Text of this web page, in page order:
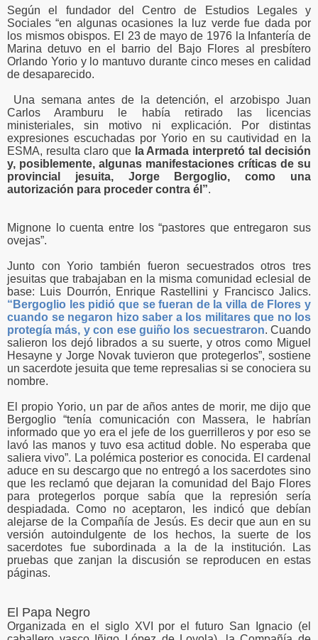
Según el fundador del Centro de Estudios Legales y
Sociales “en algunas ocasiones la luz verde fue dada por
los mismos obispos. El 23 de mayo de 1976 la Infantería de
Marina detuvo en el barrio del Bajo Flores al presbítero
Orlando Yorio y lo mantuvo durante cinco meses en calidad
de desaparecido.
Una semana antes de la detención, el arzobispo Juan
Carlos Aramburu le había retirado las licencias
ministeriales, sin motivo ni explicación. Por distintas
expresiones escuchadas por Yorio en su cautividad en la
ESMA, resulta claro que la Armada interpretó tal decisión
y, posiblemente, algunas manifestaciones críticas de su
provincial jesuita, Jorge Bergoglio, como una
autorización para proceder contra él”.
Mignone lo cuenta entre los “pastores que entregaron sus
ovejas”.
Junto con Yorio también fueron secuestrados otros tres
jesuitas que trabajaban en la misma comunidad eclesial de
base: Luis Dourrón, Enrique Rastellini y Francisco Jalics.
“Bergoglio les pidió que se fueran de la villa de Flores y
cuando se negaron hizo saber a los militares que no los
protegía más, y con ese guiño los secuestraron. Cuando
salieron los dejó librados a su suerte, y otros como Miguel
Hesayne y Jorge Novak tuvieron que protegerlos”, sostiene
un sacerdote jesuita que teme represalias si se conociera su
nombre.
El propio Yorio, un par de años antes de morir, me dijo que
Bergoglio “tenía comunicación con Massera, le habrían
informado que yo era el jefe de los guerrilleros y por eso se
lavó las manos y tuvo esa actitud doble. No esperaba que
saliera vivo”. La polémica posterior es conocida. El cardenal
aduce en su descargo que no entregó a los sacerdotes sino
que les reclamó que dejaran la comunidad del Bajo Flores
para protegerlos porque sabía que la represión sería
despiadada. Como no aceptaron, les indicó que debían
alejarse de la Compañía de Jesús. Es decir que aun en su
versión autoindulgente de los hechos, la suerte de los
sacerdotes fue subordinada a la de la institución. Las
pruebas que zanjan la discusión se reproducen en estas
páginas.
El Papa Negro
Organizada en el siglo XVI por el futuro San Ignacio (el